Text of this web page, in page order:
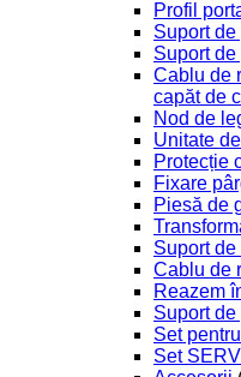
Profil
Suport
Suport
Cablu de
capăt de
Nod de
Unitate
Protecție
Fixare
Piesă de
Suport de
Cablu de
Reazem
Suport de
Set
Set